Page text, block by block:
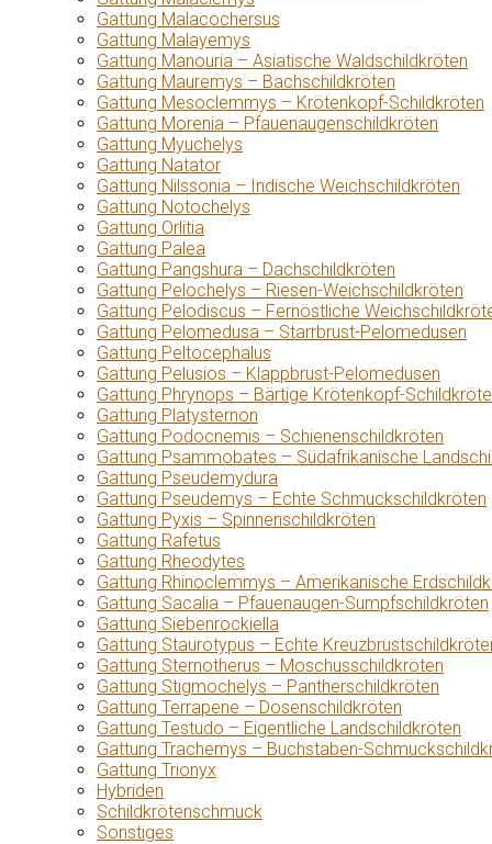
Gattung Malacochersus
Gattung Malayemys
Gattung Manouria – Asiatische Waldschildkröten
Gattung Mauremys – Bachschildkröten
Gattung Mesoclemmys – Krötenkopf-Schildkröten
Gattung Morenia – Pfauenaugenschildkröten
Gattung Myuchelys
Gattung Natator
Gattung Nilssonia – Indische Weichschildkröten
Gattung Notochelys
Gattung Orlitia
Gattung Palea
Gattung Pangshura – Dachschildkröten
Gattung Pelochelys – Riesen-Weichschildkröten
Gattung Pelodiscus – Fernöstliche
Gattung Pelomedusa – Starrbrust-Pelomedusen
Gattung Peltocephalus
Gattung Pelusios – Klappbrust-Pelomedusen
Gattung Phrynops – Bärtige Krötenkopf-
Gattung Platysternon
Gattung Podocnemis – Schienenschildkröten
Gattung Psammobates – Südafrikanische
Gattung Pseudemydura
Gattung Pseudemys – Echte Schmuckschildkröten
Gattung Pyxis – Spinnenschildkröten
Gattung Rafetus
Gattung Rheodytes
Gattung Rhinoclemmys – Amerikanische
Gattung Sacalia – Pfauenaugen-Sumpfschildkröten
Gattung Siebenrockiella
Gattung Staurotypus – Echte
Gattung Sternotherus – Moschusschildkröten
Gattung Stigmochelys – Pantherschildkröten
Gattung Terrapene – Dosenschildkröten
Gattung Testudo – Eigentliche Landschildkröten
Gattung Trachemys – Buchstaben-
Gattung Trionyx
Hybriden
Schildkrötenschmuck
Sonstiges